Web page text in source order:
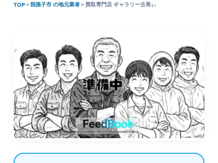
TOP＞我孫子市 の地元業者＞ 買取専門店 ギャラリー古美ぃ